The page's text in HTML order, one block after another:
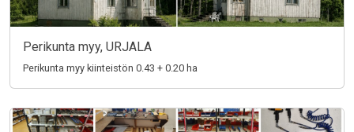
Perikunta myy, URJALA
Perikunta myy kiinteistön 0.43 + 0.20 ha